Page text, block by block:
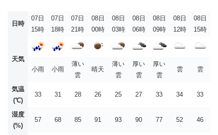
日時
07日
15時
07日
18時
07日
21時
08日
00時
08日
03時
08日
06時
08日
09時
08日
12時
08日
15時
天気
小雨
小雨
薄い
雲
晴天
薄い
雲
厚い
雲
厚い
雲
雲 雲
気温
(℃)
33 31 28 26 25 27 33 34 33
湿度
(%)
57 68 85 91 93 90 77 52 46